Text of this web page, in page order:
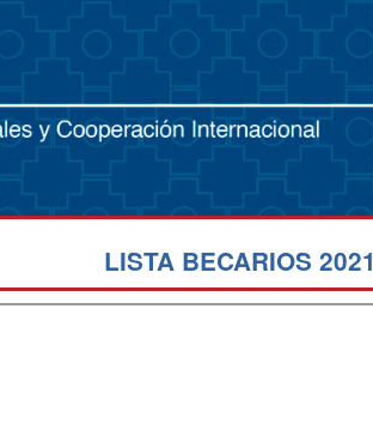
LISTA BECARIOS 2021